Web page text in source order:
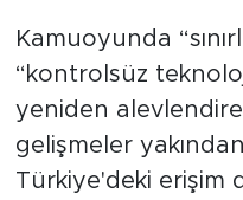
Kamuoyunda
“kontrolsüz
yeniden
gelişmeler
Türkiye'deki erişim